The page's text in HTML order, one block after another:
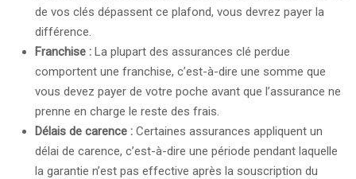
de vos clés dépassent ce plafond, vous devrez payer la
différence.
Franchise : La plupart des assurances clé perdue
comportent une franchise, c’est-à-dire une somme que
vous devez payer de votre poche avant que l’assurance ne
prenne en charge le reste des frais.
Délais de carence : Certaines assurances appliquent un
délai de carence, c’est-à-dire une période pendant laquelle
la garantie n’est pas effective après la souscription du